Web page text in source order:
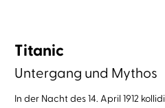
Titanic
Untergang und Mythos
In der Nacht des 14. April 1912